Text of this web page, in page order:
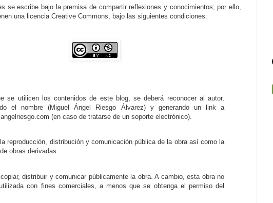
se escribe bajo la premisa de compartir reflexiones y conocimientos; por ello,
una licencia Creative Commons, bajo las siguientes condiciones:
se utilicen los contenidos de este blog, se deberá reconocer al autor,
el nombre (Miguel Ángel Riesgo Álvarez) y generando un link a
(en caso de tratarse de un soporte electrónico).
reproducción, distribución y comunicación pública de la obra así como la
obras derivadas.
distribuir y comunicar públicamente la obra. A cambio, esta obra no
con fines comerciales, a menos que se obtenga el permiso del